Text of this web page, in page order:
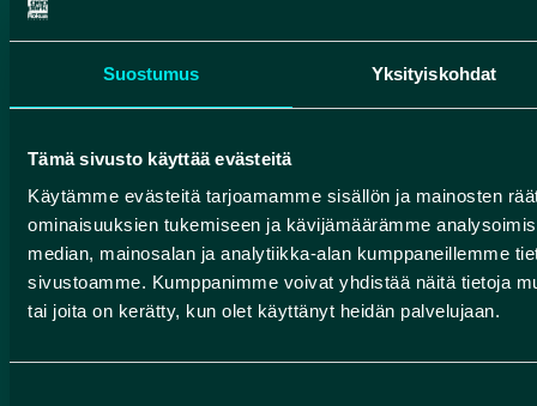
Suostumus Yksityiskohdat
Tämä sivusto käyttää evästeitä
Käytämme evästeitä tarjoamamme sisällön ja mainosten
ominaisuuksien tukemiseen ja kävijämäärämme
median, mainosalan ja analytiikka-alan kumppaneillemme
sivustoamme. Kumppanimme voivat yhdistää näitä tietoja
tai joita on kerätty, kun olet käyttänyt heidän palvelujaan.
91500 Muhos
info@rokuageopark.fi
Tilaa Geoparkin uutiskirje
Facebook
Instagram
YouTube